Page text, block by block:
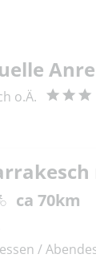
o.Ä.
ca 70km
/